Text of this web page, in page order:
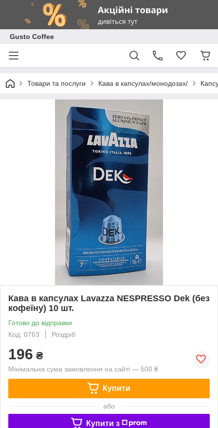
Gusto Coffee
Товари та послуги Кава в капсулах/монодозах/
Кава в капсулах Lavazza NESPRESSO Dek (без
кофеїну) 10 шт.
Готово до відправки
Код: 0763
Роздріб
196 ₴
Мінімальна сума замовлення на сайті — 500 ₴
Купити
або
Купити з